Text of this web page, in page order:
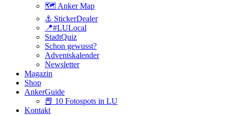
🗺️ Anker Map
⚓️ StickerDealer
📍#LULocal
StadtQuiz
Schon gewusst?
Adventskalender
Newsletter
Magazin
Shop
AnkerGuide
📕 10 Fotospots in LU
Kontakt